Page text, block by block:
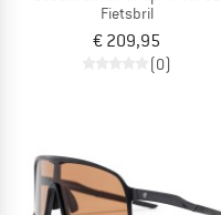
Fietsbril
€ 209,95
(0)